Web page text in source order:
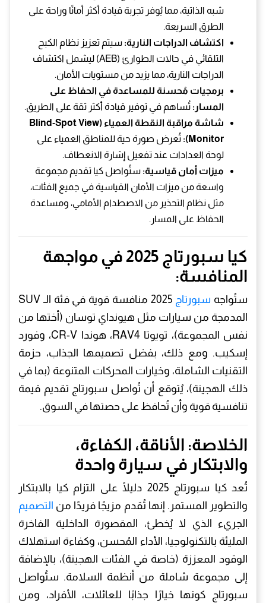
شبه الذاتية، مما يُوفر تجربة قيادة أكثر أمانًا وراحة على
الطرق السريعة.
اكتشاف الدراجات النارية: سيتم تعزيز نظام الكبح
التلقائي في حالات الطوارئ (AEB) ليشمل اكتشاف
الدراجات النارية، مما يزيد من مستويات الأمان.
برمجيات مُحسنة للمساعدة في الحفاظ على
المسار: تُساهم في توفير قيادة أكثر ثقة على الطريق.
شاشة مراقبة النقطة العمياء (Blind-Spot View
Monitor):
تُعرض صورة حية للمناطق العمياء على
لوحة العدادات عند تفعيل إشارة الانعطاف.
ميزات أمان قياسية: ستُواصل كيا تقديم مجموعة
واسعة من ميزات الأمان القياسية في جميع الفئات،
مثل نظام التحذير من الاصطدام الأمامي، ومساعدة
الحفاظ على المسار.
كيا سبورتاج 2025 في مواجهة
المنافسة:
ستُواجه سبورتاج
2025 منافسة قوية في فئة الـ SUV
المدمجة من سيارات مثل هيونداي توسان (أختها من
نفس المجموعة)، تويوتا RAV4، هوندا CR-V، وفورد
إسكيب. ومع ذلك، بفضل تصميمها الجذاب، حزمة
التقنيات الشاملة، وخيارات المحركات المتنوعة (بما في
ذلك الهجينة)، يُتوقع أن تُواصل سبورتاج تقديم قيمة
تنافسية قوية وأن تُحافظ على حصتها في السوق.
الخلاصة: الأناقة، الكفاءة،
والابتكار في سيارة واحدة
تُعد كيا سبورتاج 2025 دليلًا على التزام كيا بالابتكار
والتطوير المستمر. إنها تُقدم مزيجًا فريدًا من التصميم
الجريء الذي لا يُخطئ، المقصورة الداخلية الفاخرة
المليئة بالتكنولوجيا، الأداء المُحسن، وكفاءة استهلاك
الوقود المعززة (خاصة في الفئات الهجينة)، بالإضافة
إلى مجموعة شاملة من أنظمة السلامة. ستُواصل
سبورتاج كونها خيارًا جذابًا للعائلات، الأفراد، ومن